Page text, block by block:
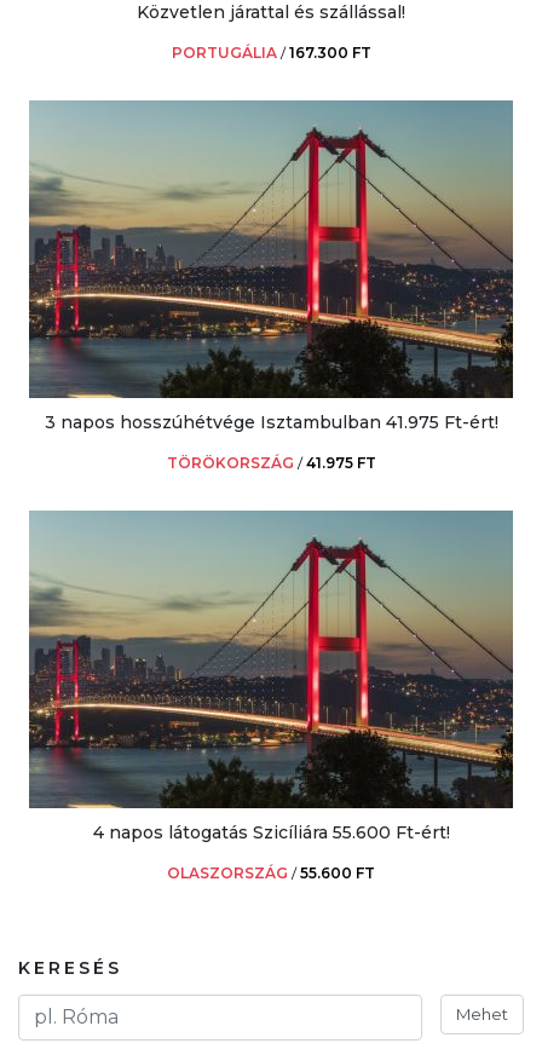
Közvetlen járattal és szállással!
PORTUGÁLIA /167.300 FT
3 napos hosszúhétvége Isztambulban 41.975 Ft-ért!
TÖRÖKORSZÁG /41.975 FT
4 napos látogatás Szicíliára 55.600 Ft-ért!
OLASZORSZÁG /55.600 FT
KERESÉS
Mehet